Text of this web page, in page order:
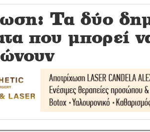
Τα δύο
που μπορεί